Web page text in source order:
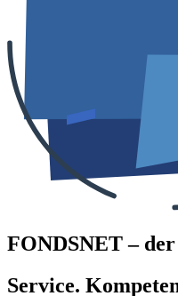
FONDSNET –
Service.